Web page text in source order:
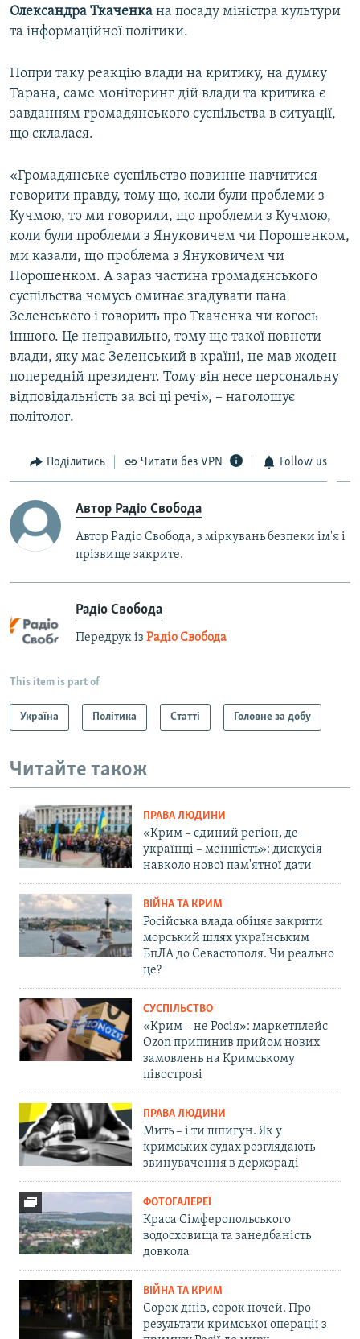
Олександра Ткаченка на посаду міністра культури
та інформаційної політики.
Попри таку реакцію влади на критику, на думку
Тарана, саме моніторинг дій влади та критика є
завданням громадянського суспільства в ситуації,
що склалася.
«Громадянське суспільство повинне навчитися
говорити правду, тому що, коли були проблеми з
Кучмою, то ми говорили, що проблеми з Кучмою,
коли були проблеми з Януковичем чи Порошенком,
ми казали, що проблема з Януковичем чи
Порошенком. А зараз частина громадянського
суспільства чомусь оминає згадувати пана
Зеленського і говорить про Ткаченка чи когось
іншого. Це неправильно, тому що такої повноти
влади, яку має Зеленський в країні, не мав жоден
попередній президент. Тому він несе персональну
відповідальність за всі ці речі», – наголошує
політолог.
Поділитись Читати без VPN Follow us
Автор Радіо Свобода
Автор Радіо Свобода, з міркувань безпеки ім'я і
прізвище закрите.
Радіо Свобода
Передрук із Радіо Свобода
This item is part of
Україна Політика Статті Головне за добу
Читайте також
ПРАВА ЛЮДИНИ
«Крим – єдиний регіон, де
українці – меншість»: дискусія
навколо нової пам'ятної дати
ВІЙНА ТА КРИМ
Російська влада обіцяє закрити
морський шлях українським
БпЛА до Севастополя. Чи реально
це?
СУСПІЛЬСТВО
«Крим – не Росія»: маркетплейс
Ozon припинив прийом нових
замовлень на Кримському
півострові
ПРАВА ЛЮДИНИ
Мить – і ти шпигун. Як у
кримських судах розглядають
звинувачення в держзраді
ФОТОГАЛЕРЕЇ
Краса Сімферопольського
водосховища та занедбаність
довкола
ВІЙНА ТА КРИМ
Сорок днів, сорок ночей. Про
результати кримської операції з